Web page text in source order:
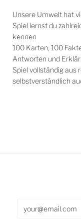
Unsere Umwelt hat
Spiel lernst du
kennen
100 Karten, 100
Antworten und
Spiel vollständig aus
selbstverständlich